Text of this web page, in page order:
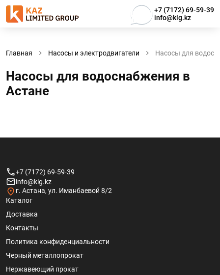
+7 (7172) 69-59-39
info@klg.kz
Главная Насосы и электродвигатели Насосы для
Насосы для водоснабжения в
Астанe
+7 (7172) 69-59-39
info@klg.kz
г. Астана, ул. Иманбаевой 8/2
Каталог
Доставка
Контакты
Политика конфиденциальности
Черный металлопрокат
Нержавеющий прокат